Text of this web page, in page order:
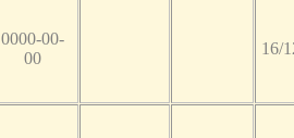
0000-00-
00
16/